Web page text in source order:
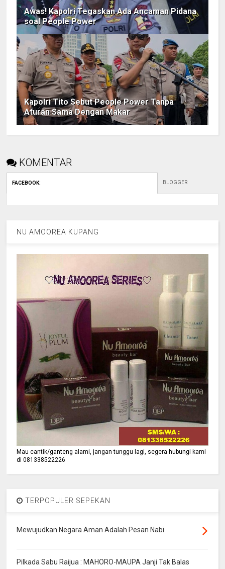
Awas! Kapolri Tegaskan Ada Ancaman Pidana
soal People Power
Kapolri Tito Sebut People Power Tanpa
Aturan Sama Dengan Makar
KOMENTAR
FACEBOOK: BLOGGER
NU AMOOREA KUPANG
Mau cantik/ganteng alami, jangan tunggu lagi, segera hubungi kami
di 081338522226
TERPOPULER SEPEKAN
Mewujudkan Negara Aman Adalah Pesan Nabi
Pilkada Sabu Raijua : MAHORO-MAUPA Janji Tak Balas